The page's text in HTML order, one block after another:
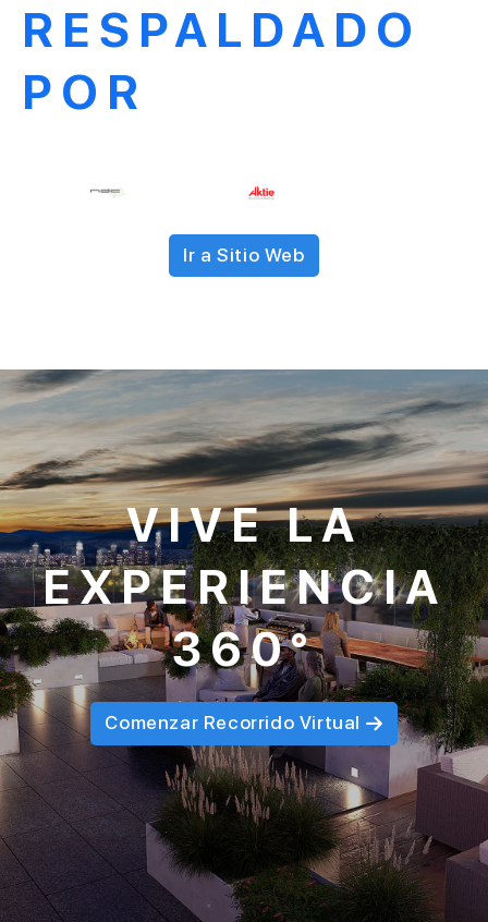
RESPALDADO
POR
Ir a Sitio Web
VIVE LA
EXPERIENCIA
360°
Comenzar Recorrido Virtual